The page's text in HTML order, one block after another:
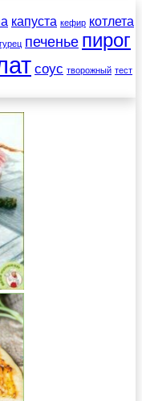
капуста кефир котлета
печенье пирог
соус творожный тест